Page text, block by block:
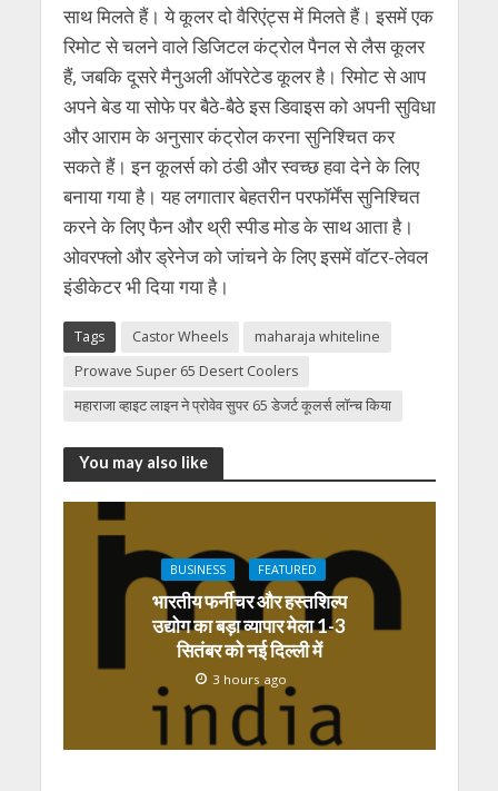
साथ मिलते हैं। ये कूलर दो वैरिएंट्स में मिलते हैं। इसमें एक
रिमोट से चलने वाले डिजिटल कंट्रोल पैनल से लैस कूलर
हैं, जबकि दूसरे मैनुअली ऑपरेटेड कूलर है। रिमोट से आप
अपने बेड या सोफे पर बैठे-बैठे इस डिवाइस को अपनी सुविधा
और आराम के अनुसार कंट्रोल करना सुनिश्चित कर
सकते हैं। इन कूलर्स को ठंडी और स्वच्छ हवा देने के लिए
बनाया गया है। यह लगातार बेहतरीन परफॉर्मेंस सुनिश्चित
करने के लिए फैन और थ्री स्पीड मोड के साथ आता है।
ओवरफ्‍लो और ड्रेनेज को जांचने के लिए इसमें वॉटर-लेवल
इंडीकेटर भी दिया गया है।
Tags Castor Wheels
maharaja whiteline
Prowave Super 65 Desert Coolers
महाराजा व्‍हाइट लाइन ने प्रोवेव सुपर 65 डेजर्ट कूलर्स लॉन्च किया
You may also like
BUSINESS FEATURED
भारतीय फर्नीचर और हस्तशिल्प
उद्योग का बड़ा व्यापार मेला 1-3
सितंबर को नई दिल्ली में
3 hours ago